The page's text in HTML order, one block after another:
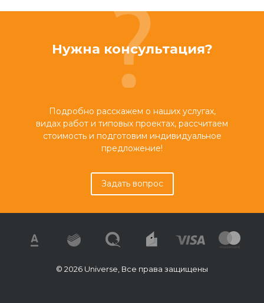
Нужна консультация?
Подробно расскажем о наших услугах,
видах работ и типовых проектах, рассчитаем
стоимость и подготовим индивидуальное
предложение!
Задать вопрос
© 2026 Universe, Все права защищены